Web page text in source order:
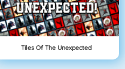
Tiles Of The Unexpected